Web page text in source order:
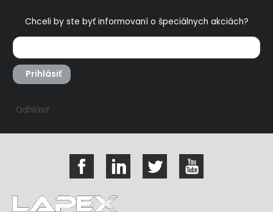
Chceli by ste byť informovaní o špeciálnych akciách?
Prihlásiť
Odhlásiť